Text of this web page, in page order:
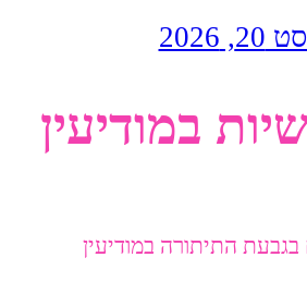
במודיעין
התיתורה במודיעין
2026